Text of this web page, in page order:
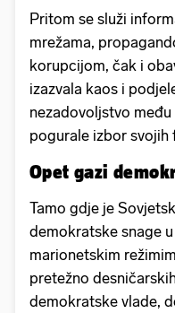
Pritom se služi
mrežama,
korupcijom, čak i
izazvala kaos i
nezadovoljstvo
pogurale izbor svojih
Opet gazi
Tamo gdje je
demokratske snage
marionetskim
pretežno
demokratske vlade,